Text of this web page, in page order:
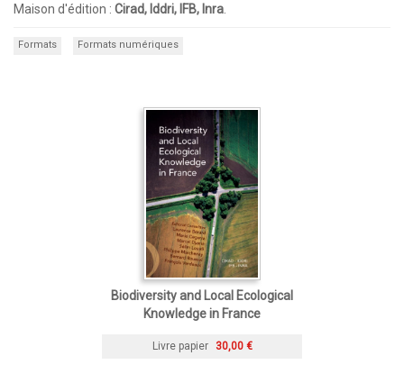
Maison d'édition : Cirad, Iddri, IFB, Inra
Formats Formats numériques
Biodiversity and Local Ecological
Knowledge in France
Livre papier 30,00 €